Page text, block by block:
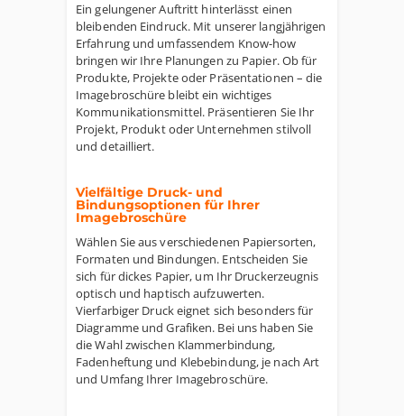
Ein gelungener Auftritt hinterlässt einen
bleibenden Eindruck. Mit unserer langjährigen
Erfahrung und umfassendem Know-how
bringen wir Ihre Planungen zu Papier. Ob für
Produkte, Projekte oder Präsentationen – die
Imagebroschüre bleibt ein wichtiges
Kommunikationsmittel. Präsentieren Sie Ihr
Projekt, Produkt oder Unternehmen stilvoll
und detailliert.
Vielfältige Druck- und
Bindungsoptionen für Ihrer
Imagebroschüre
Wählen Sie aus verschiedenen Papiersorten,
Formaten und Bindungen. Entscheiden Sie
sich für dickes Papier, um Ihr Druckerzeugnis
optisch und haptisch aufzuwerten.
Vierfarbiger Druck eignet sich besonders für
Diagramme und Grafiken. Bei uns haben Sie
die Wahl zwischen Klammerbindung,
Fadenheftung und Klebebindung, je nach Art
und Umfang Ihrer Imagebroschüre.